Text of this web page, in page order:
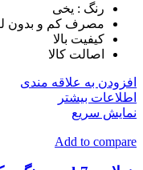
رنگ : یخی
مصرف کم و بدون
کیفیت بالا
اصالت کالا
افزودن به علاقه مندی
اطلاعات بیشتر
نمایش سریع
Add to compare